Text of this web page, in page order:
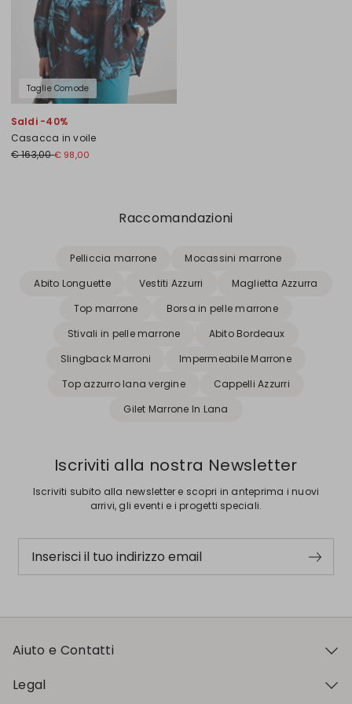
Taglie Comode
Saldi -40%
Casacca in voile
€ 163,00€ 98,00
Raccomandazioni
Pelliccia marrone
Mocassini marrone
Abito Longuette
Vestiti Azzurri
Maglietta Azzurra
Top marrone
Borsa in pelle marrone
Stivali in pelle marrone
Abito Bordeaux
Slingback Marroni
Impermeabile Marrone
Top azzurro lana vergine
Cappelli Azzurri
Gilet Marrone In Lana
Iscriviti alla nostra Newsletter
Iscriviti subito alla newsletter e scopri in anteprima i nuovi
arrivi, gli eventi e i progetti speciali.
Inserisci il tuo indirizzo email
Aiuto e Contatti
Legal